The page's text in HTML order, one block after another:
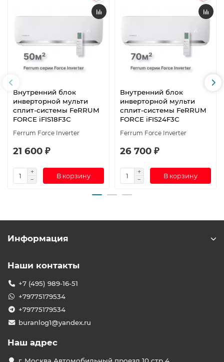
Внутренний блок
инверторной мульти
сплит-системы FeRRUM
FORCE iFIS18F3С
Ferrum Force Inverter
21 600 ₽
В корзину
Внутренний блок
инверторной мульти
сплит-системы FeRRUM
FORCE iFIS24F3С
Ferrum Force Inverter
26 700 ₽
В корзину
Информация
Наши контакты
+7 (495) 989-16-51
+79775179534
+79775179534
buranlog1@yandex.ru
Наш адрес